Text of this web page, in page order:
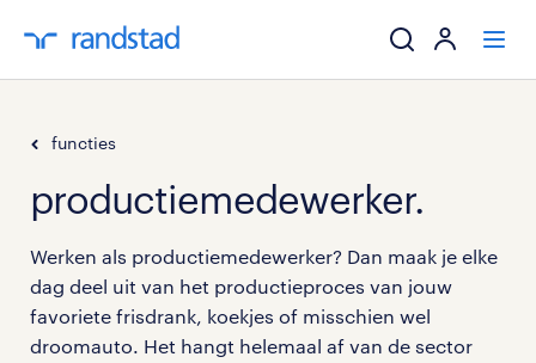
werkgevers
mijn carrière
over randstad
functies
productiemedewerker.
Werken als productiemedewerker? Dan maak je elke
dag deel uit van het productieproces van jouw
favoriete frisdrank, koekjes of misschien wel
droomauto. Het hangt helemaal af van de sector